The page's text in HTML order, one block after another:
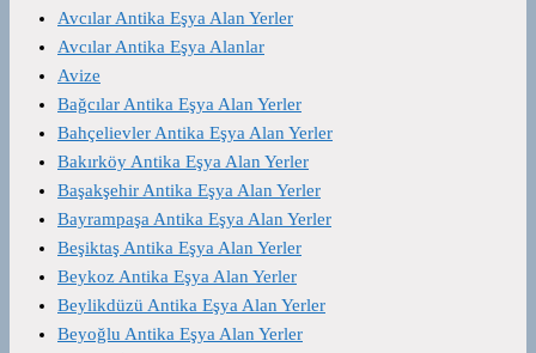
Avcılar Antika Eşya Alan Yerler
Avcılar Antika Eşya Alanlar
Avize
Bağcılar Antika Eşya Alan Yerler
Bahçelievler Antika Eşya Alan Yerler
Bakırköy Antika Eşya Alan Yerler
Başakşehir Antika Eşya Alan Yerler
Bayrampaşa Antika Eşya Alan Yerler
Beşiktaş Antika Eşya Alan Yerler
Beykoz Antika Eşya Alan Yerler
Beylikdüzü Antika Eşya Alan Yerler
Beyoğlu Antika Eşya Alan Yerler